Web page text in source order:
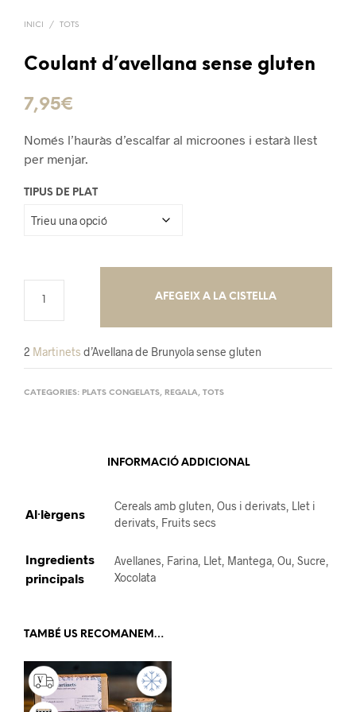
INICI / TOTS
Coulant d’avellana sense gluten
7,95€
Només l’hauràs d’escalfar al microones i estarà llest
per menjar.
TIPUS DE PLAT
AFEGEIX A LA CISTELLA
2 Martinets d’Avellana de Brunyola sense gluten
CATEGORIES: PLATS CONGELATS, REGALA, TOTS
INFORMACIÓ ADDICIONAL
Al·lèrgens
Cereals amb gluten, Ous i derivats, Llet i
derivats, Fruits secs
Ingredients
principals
Avellanes, Farina, Llet, Mantega, Ou, Sucre,
Xocolata
TAMBÉ US RECOMANEM…